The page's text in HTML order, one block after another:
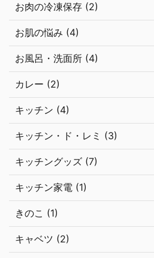
お肉の冷凍保存 (2)
お肌の悩み (4)
お風呂・洗面所 (4)
カレー (2)
キッチン (4)
キッチン・ド・レミ (3)
キッチングッズ (7)
キッチン家電 (1)
きのこ (1)
キャベツ (2)